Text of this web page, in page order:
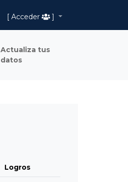
[ Acceder
]
Actualiza tus
datos
Logros